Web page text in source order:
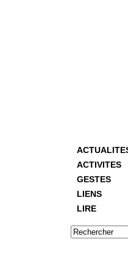
ACTIVITES
GESTES
LIENS
LIRE